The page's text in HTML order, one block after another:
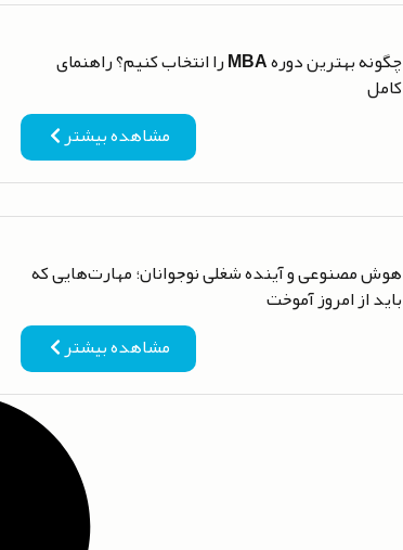
چگونه بهترین دوره MBA را انتخاب کنیم؟ راهنمای
کامل
مشاهده بیشتر
هوش مصنوعی و آینده شغلی نوجوانان؛ مهارت‌هایی که
باید از امروز آموخت
مشاهده بیشتر